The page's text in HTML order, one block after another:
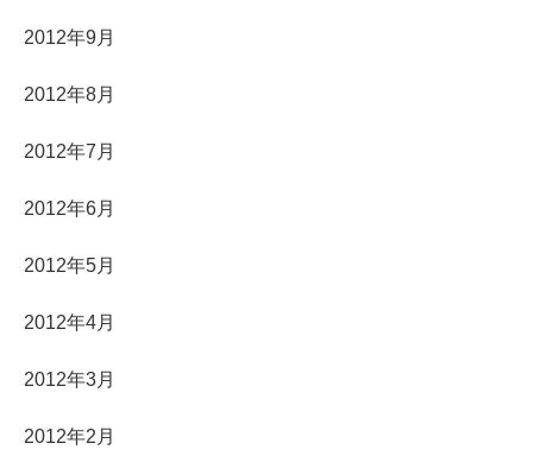
2012年9月
2012年8月
2012年7月
2012年6月
2012年5月
2012年4月
2012年3月
2012年2月